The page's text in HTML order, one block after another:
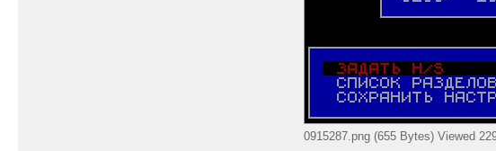
0915287.png (655 Bytes) Viewed